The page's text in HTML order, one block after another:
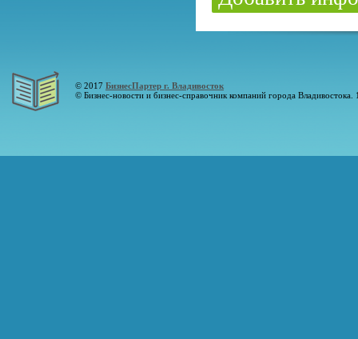
© 2017 БизнесПартер г. Владивосток
© Бизнес-новости и бизнес-справочник компаний города Владивостока.